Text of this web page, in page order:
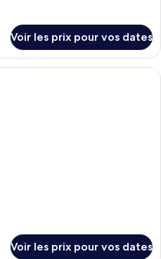
Voir les prix pour vos dates
Une chambre d’hôtel dotée d’un
Voir les prix pour vos dates